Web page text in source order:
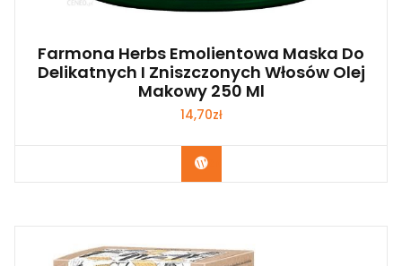
Farmona Herbs Emolientowa Maska Do
Delikatnych I Zniszczonych Włosów Olej
Makowy 250 Ml
14,70zł
Zobacz